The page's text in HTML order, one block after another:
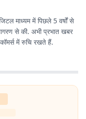
माध्यम में पिछले 5 वर्षों से
से की. अभी प्रभात खबर
में रुचि रखते हैं.